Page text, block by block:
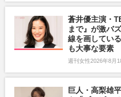
蒼井優主演・
まで』が激バ
線を画してい
も大事な要素
週刊女性2026年8月
巨人・高梨雄